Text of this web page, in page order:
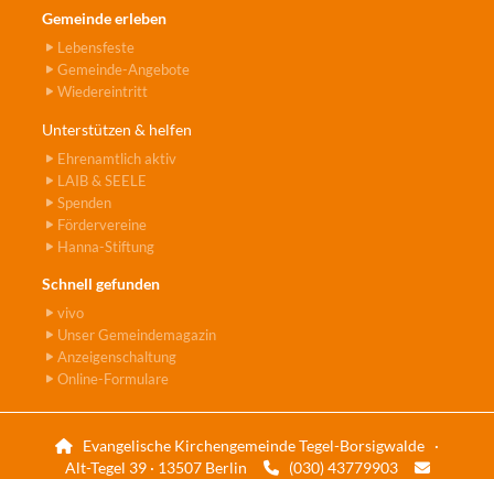
Gemeinde erleben
Lebensfeste
Gemeinde-Angebote
Wiedereintritt
Unterstützen & helfen
Ehrenamtlich aktiv
LAIB & SEELE
Spenden
Fördervereine
Hanna-Stiftung
Schnell gefunden
vivo
Unser Gemeindemagazin
Anzeigenschaltung
Online-Formulare

Evangelische Kirchengemeinde Tegel-Borsigwalde ·
Alt-Tegel 39 · 13507 Berlin
(030) 43779903 